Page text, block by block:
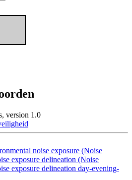
version 1.0
noise exposure (Noise
exposure delineation (Noise
exposure delineation day-evening-